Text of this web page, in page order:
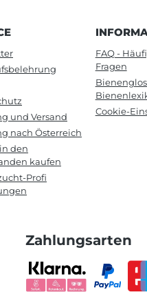
und Versand
nach Österreich
den
kaufen
Profi
FAQ -
Fragen
Cookie-
Zahlungsarten